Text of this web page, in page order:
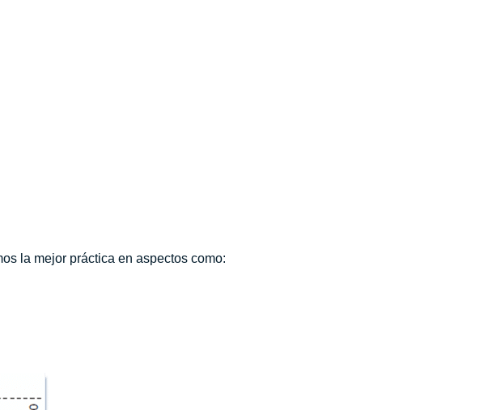
la mejor práctica en aspectos como: